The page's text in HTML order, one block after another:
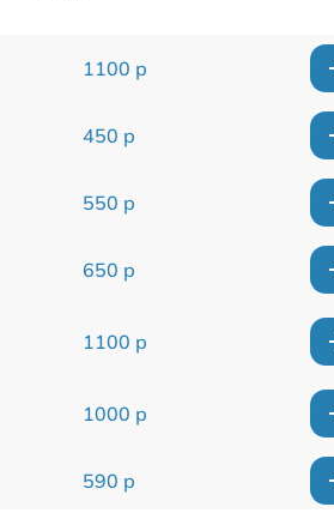
1100 р
450 р
550 р
650 р
1100 р
1000 р
590 р